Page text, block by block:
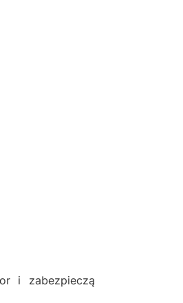
i zabezpieczą